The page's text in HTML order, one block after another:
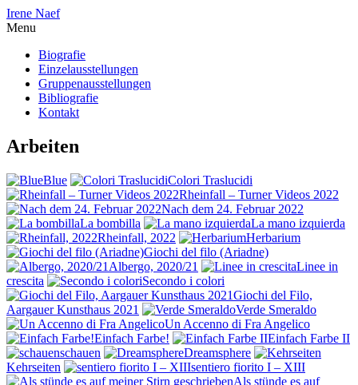
Irene Naef
Menu
Biografie
Einzelausstellungen
Gruppenausstellungen
Bibliografie
Kontakt
Arbeiten
Blue
Colori Traslucidi
Rheinfall – Turner Videos 2022
Nach dem 24. Februar 2022
La bombilla
La mano izquierda
Rheinfall, 2022
Herbarium
Giochi del filo (Ariadne)
Albergo, 2020/21
Linee in
crescita
Secondo i colori
Giochi del Filo,
Aargauer Kunsthaus 2021
Verde Smeraldo
Un Accenno di Fra Angelico
Einfach Farbe!
Einfach Farbe II
schauen
Dreamsphere
Kehrseiten
sentiero fiorito I – XIII
Als stünde es auf